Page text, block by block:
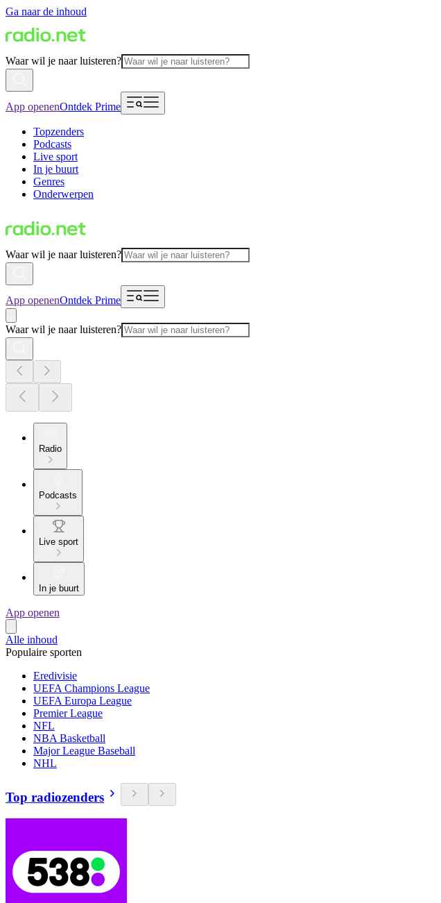
Ga naar de inhoud
Waar wil je naar luisteren?
App openenOntdek Prime
Topzenders
Podcasts
Live sport
In je buurt
Genres
Onderwerpen
Waar wil je naar luisteren?
App openenOntdek Prime
Waar wil je naar luisteren?
Radio
Podcasts
Live sport
In je buurt
App openen
Alle inhoud
Populaire sporten
Eredivisie
UEFA Champions League
UEFA Europa League
Premier League
NFL
NBA Basketball
Major League Baseball
NHL
Top radiozenders